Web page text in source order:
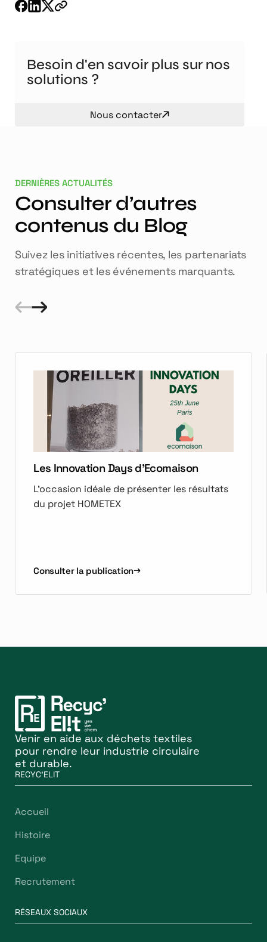
Besoin d'en savoir plus sur nos
solutions ?
Nous contacter
DERNIÈRES ACTUALITÉS
Consulter d’autres
contenus du Blog
Suivez les initiatives récentes, les partenariats
stratégiques et les événements marquants.
Les Innovation Days d'Ecomaison
L'occasion idéale de présenter les résultats
du projet HOMETEX
Consulter la publication
Venir en aide aux déchets textiles
pour rendre leur industrie circulaire
et durable.
RECYC'ELIT
Accueil
Histoire
Equipe
Recrutement
RÉSEAUX SOCIAUX